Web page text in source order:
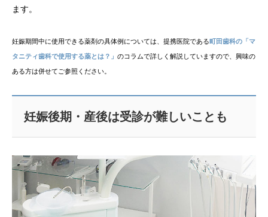
ます。
妊娠期間中に使用できる薬剤の具体例については、提携医院である 町田歯科の「マ
タニティ歯科で使用する薬とは？」 のコラムで詳しく解説していますので、興味の
ある方は併せてご参照ください。
妊娠後期・産後は受診が難しいことも